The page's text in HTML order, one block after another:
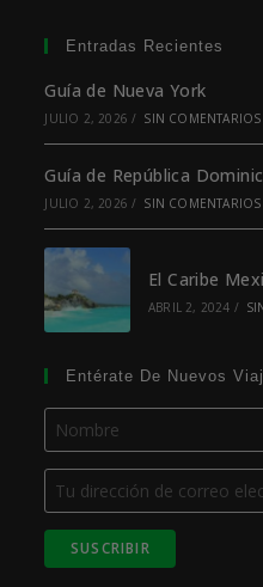
Entradas Recientes
Guía de Nueva York
JULIO 2, 2026 / SIN COMENTARIOS
Guía de República
JULIO 2, 2026 / SIN COMENTARIOS
El Caribe
ABRIL 2, 2024 /
Entérate De Nuevos